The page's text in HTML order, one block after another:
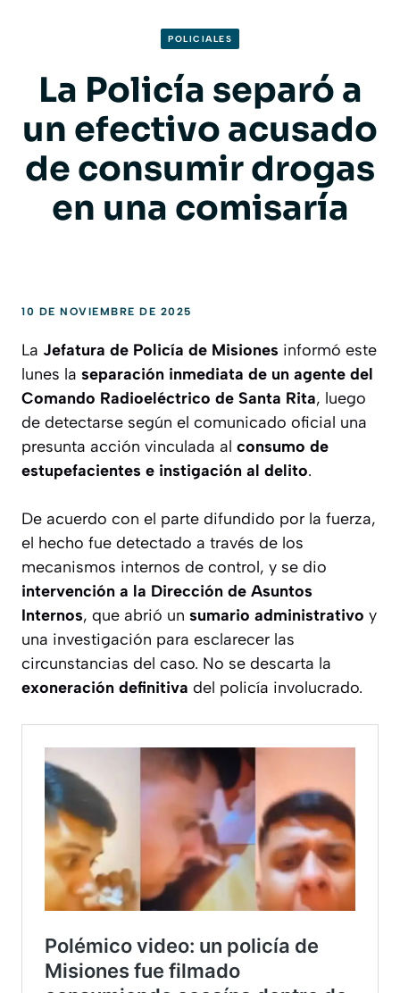
POLICIALES
La Policía separó a
un efectivo acusado
de consumir drogas
en una comisaría
10 DE NOVIEMBRE DE 2025
La Jefatura de Policía de Misiones informó este
lunes la separación inmediata de un agente del
Comando Radioeléctrico de Santa Rita, luego
de detectarse según el comunicado oficial una
presunta acción vinculada al consumo de
estupefacientes e instigación al delito.
De acuerdo con el parte difundido por la fuerza,
el hecho fue detectado a través de los
mecanismos internos de control, y se dio
intervención a la Dirección de Asuntos
Internos, que abrió un sumario administrativo y
una investigación para esclarecer las
circunstancias del caso. No se descarta la
exoneración definitiva del policía involucrado.